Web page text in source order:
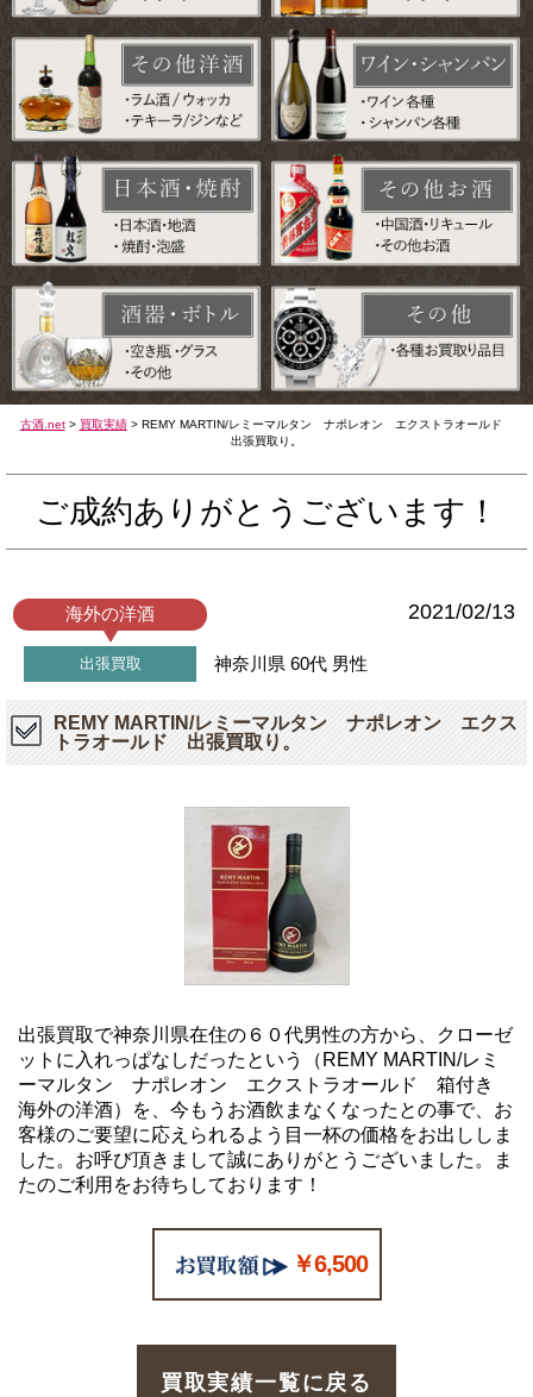
古酒.net> 買取実績> REMY MARTIN/レミーマルタン ナポレオン エクストラオールド
出張買取り。
ご成約ありがとうございます！
海外の洋酒 2021/02/13
出張買取 神奈川県 60代 男性
REMY MARTIN/レミーマルタン ナポレオン エクス
トラオールド 出張買取り。
出張買取で神奈川県在住の６０代男性の方から、クローゼ
ットに入れっぱなしだったという（REMY MARTIN/レミ
ーマルタン ナポレオン エクストラオールド 箱付き
海外の洋酒）を、今もうお酒飲まなくなったとの事で、お
客様のご要望に応えられるよう目一杯の価格をお出ししま
した。お呼び頂きまして誠にありがとうございました。ま
たのご利用をお待ちしております！
￥6,500
買取実績一覧に戻る